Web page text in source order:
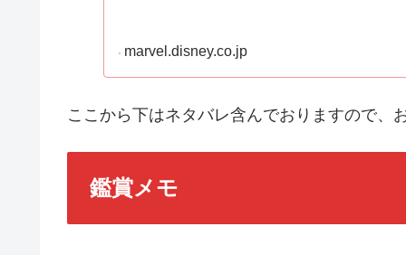
marvel.disney.co.jp
ここから下はネタバレ含んでおりますので、
鑑賞メモ